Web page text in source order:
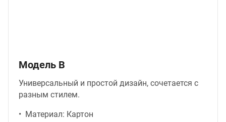
Модель В
Универсальный и простой дизайн, сочетается с
разным стилем.
Материал: Картон